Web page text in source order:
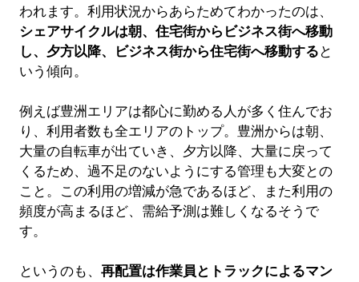
われます。利用状況からあらためてわかったのは、
シェアサイクルは朝、住宅街からビジネス街へ移動
し、夕方以降、ビジネス街から住宅街へ移動する と
いう傾向。
例えば豊洲エリアは都心に勤める人が多く住んでお
り、利用者数も全エリアのトップ。豊洲からは朝、
大量の自転車が出ていき、夕方以降、大量に戻って
くるため、過不足のないようにする管理も大変との
こと。この利用の増減が急であるほど、また利用の
頻度が高まるほど、需給予測は難しくなるそうで
す。
というのも、 再配置は作業員とトラックによるマン